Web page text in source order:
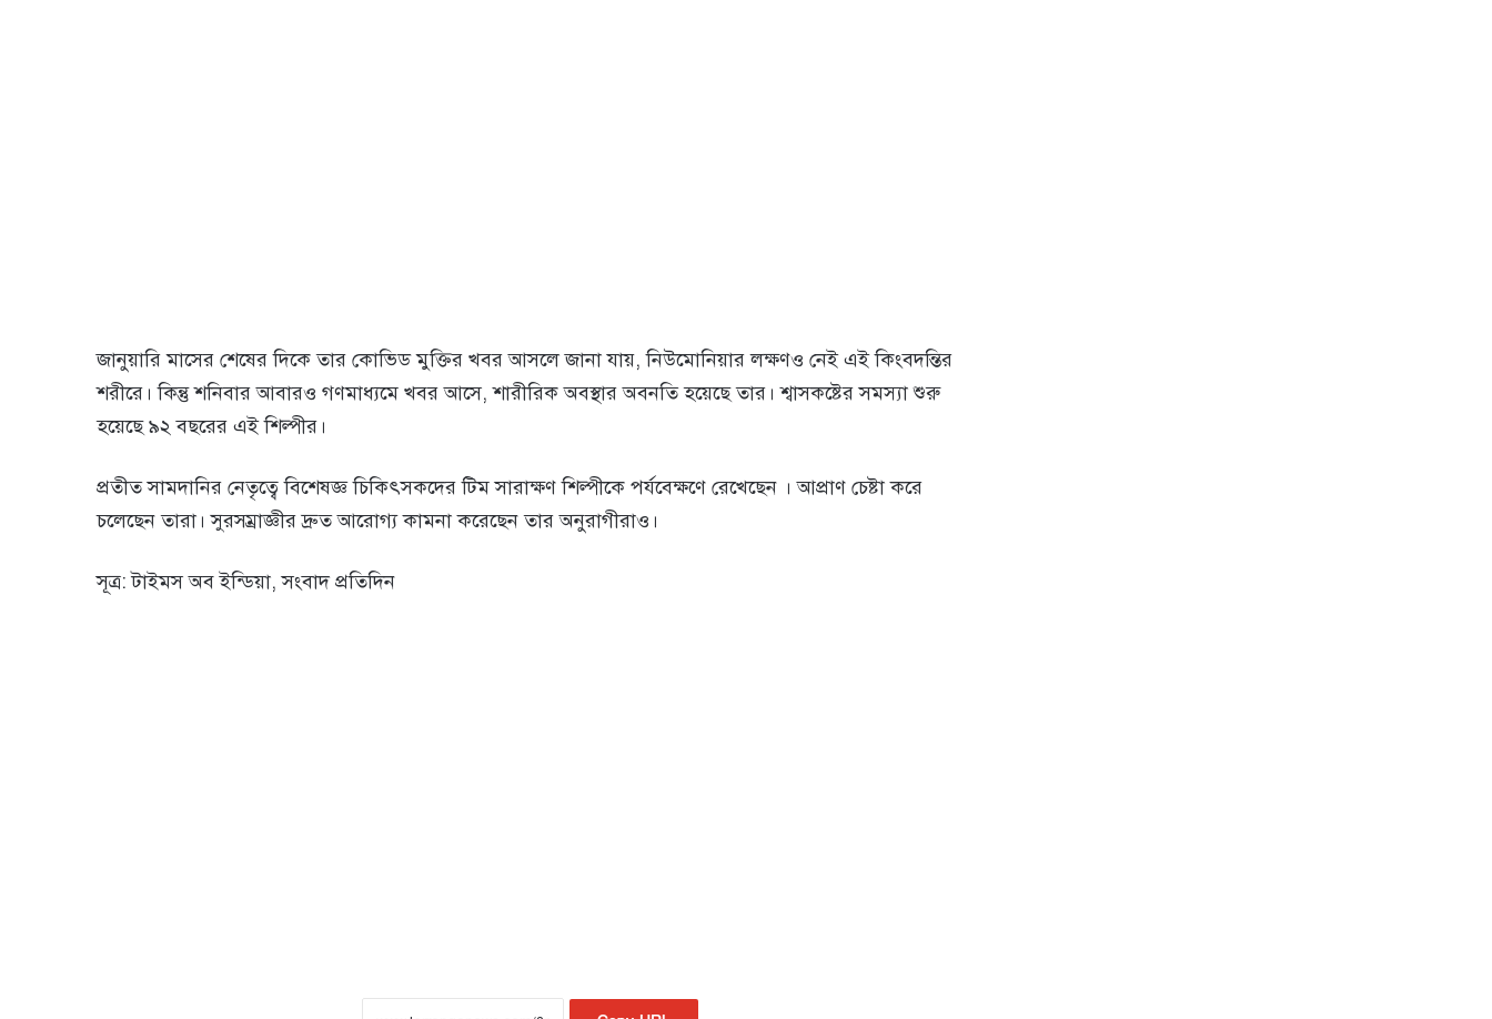
জানুয়ারি মাসের শেষের দিকে তার কোভিড মুক্তির খবর আসলে জানা যায়, নিউমোনিয়ার লক্ষণও নেই এই কিংবদন্তির
শরীরে। কিন্তু শনিবার আবারও গণমাধ্যমে খবর আসে, শারীরিক অবস্থার অবনতি হয়েছে তার। শ্বাসকষ্টের সমস্যা শুরু
হয়েছে ৯২ বছরের এই শিল্পীর।
প্রতীত সামদানির নেতৃত্বে বিশেষজ্ঞ চিকিৎসকদের টিম সারাক্ষণ শিল্পীকে পর্যবেক্ষণে রেখেছেন । আপ্রাণ চেষ্টা করে
চলেছেন তারা। সুরসম্রাজ্ঞীর দ্রুত আরোগ্য কামনা করেছেন তার অনুরাগীরাও।
সূত্র: টাইমস অব ইন্ডিয়া, সংবাদ প্রতিদিন